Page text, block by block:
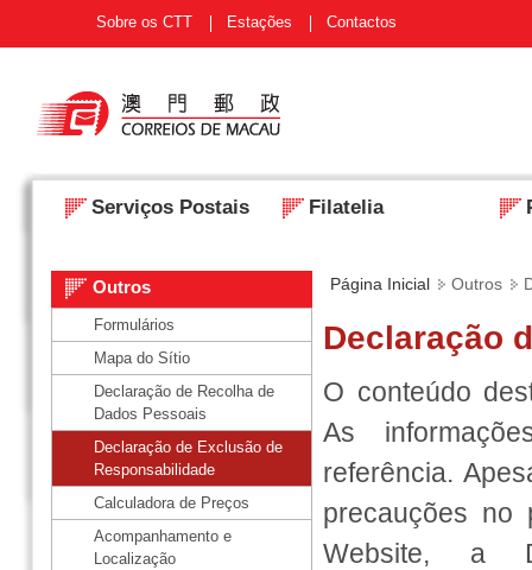
Sobre os CTT Estações Contactos
Serviços Postais Filatelia
Outros
Formulários
Mapa do Sítio
Declaração de Recolha de
Dados Pessoais
Declaração de Exclusão de
Responsabilidade
Calculadora de Preços
Acompanhamento e
Localização
Página Inicial Outros
Declaração
O conteúdo
As
referência.
precauções no
Website, a